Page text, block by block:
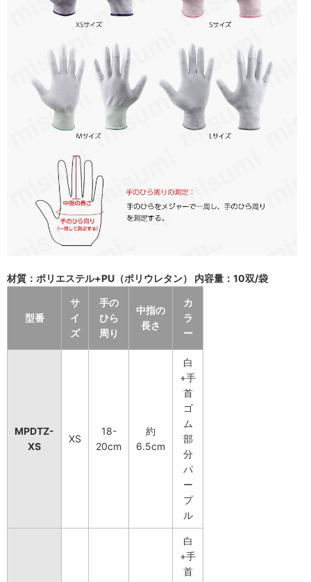
材質：ポリエステル+PU（ポリウレタン） 内容量：10双/袋
型番
サ
イ
ズ
手の
ひら
周り
中指の
長さ
カ
ラ
ー
MPDTZ-
XS
XS
18-
20cm
約
6.5cm
白
+手
首
ゴ
ム
部
分
パ
ー
プ
ル
白
+手
首